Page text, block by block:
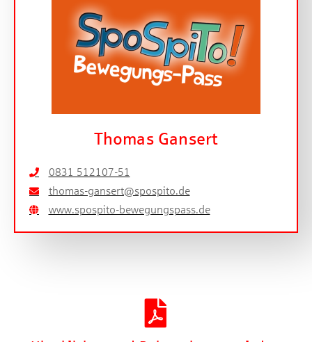
Thomas Gansert
0831 512107-51
thomas-gansert@spospito.de
www.spospito-bewegungspass.de